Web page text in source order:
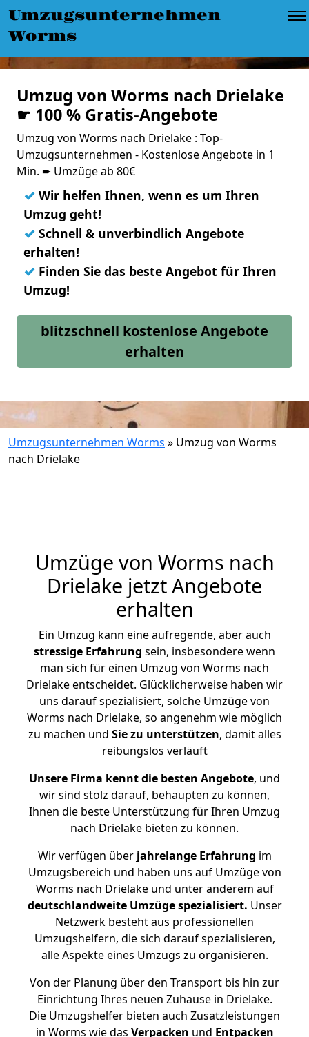
Umzugsunternehmen
Worms
Umzug von Worms nach Drielake
☛ 100 % Gratis-Angebote
Umzug von Worms nach Drielake : Top-
Umzugsunternehmen - Kostenlose Angebote in 1
Min. ➨ Umzüge ab 80€
✓ Wir helfen Ihnen, wenn es um Ihren
Umzug geht!
✓ Schnell & unverbindlich Angebote
erhalten!
✓ Finden Sie das beste Angebot für Ihren
Umzug!
blitzschnell kostenlose Angebote
erhalten
Umzugsunternehmen Worms » Umzug von Worms
nach Drielake
Umzüge von Worms nach
Drielake jetzt Angebote
erhalten
Ein Umzug kann eine aufregende, aber auch
stressige Erfahrung sein, insbesondere wenn
man sich für einen Umzug von Worms nach
Drielake entscheidet. Glücklicherweise haben wir
uns darauf spezialisiert, solche Umzüge von
Worms nach Drielake, so angenehm wie möglich
zu machen und Sie zu unterstützen, damit alles
reibungslos verläuft
Unsere Firma kennt die besten Angebote, und
wir sind stolz darauf, behaupten zu können,
Ihnen die beste Unterstützung für Ihren Umzug
nach Drielake bieten zu können.
Wir verfügen überjahrelange Erfahrung im
Umzugsbereich und haben uns auf Umzüge von
Worms nach Drielake und unter anderem auf
deutschlandweite Umzüge spezialisiert. Unser
Netzwerk besteht aus professionellen
Umzugshelfern, die sich darauf spezialisieren,
alle Aspekte eines Umzugs zu organisieren.
Von der Planung über den Transport bis hin zur
Einrichtung Ihres neuen Zuhause in Drielake.
Die Umzugshelfer bieten auch Zusatzleistungen
in Worms wie das Verpacken und Entpacken